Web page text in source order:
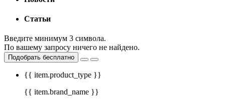
Статьи
Введите минимум 3 символа.
По вашему запросу ничего не найдено.
Подобрать бесплатно
{{ item.product_type }}
{{ item.brand_name }}